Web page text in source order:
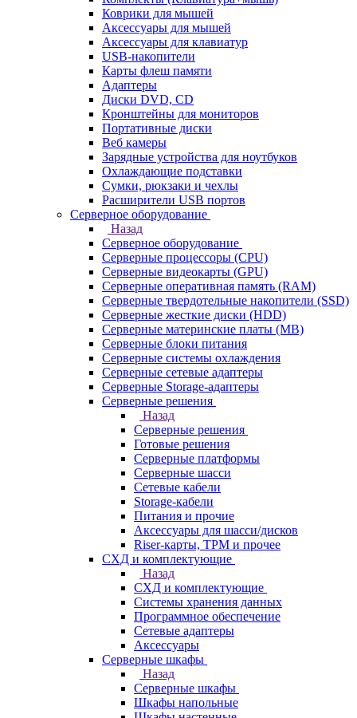
Коврики для мышей
Аксессуары для мышей
Аксессуары для клавиатур
USB-накопители
Карты флеш памяти
Адаптеры
Диски DVD, CD
Кронштейны для мониторов
Портативные диски
Веб камеры
Зарядные устройства для ноутбуков
Охлаждающие подставки
Сумки, рюкзаки и чехлы
Расширители USB портов
Серверное оборудование
Назад
Серверное оборудование
Серверные процессоры (CPU)
Серверные видеокарты (GPU)
Серверные оперативная память (RAM)
Серверные твердотельные накопители (SSD)
Серверные жесткие диски (HDD)
Серверные материнские платы (MB)
Серверные блоки питания
Серверные системы охлаждения
Серверные сетевые адаптеры
Серверные Storage-адаптеры
Серверные решения
Назад
Серверные решения
Готовые решения
Серверные платформы
Серверные шасси
Сетевые кабели
Storage-кабели
Питания и прочие
Аксессуары для шасси/дисков
Riser-карты, TPM и прочее
СХД и комплектующие
Назад
СХД и комплектующие
Системы хранения данных
Программное обеспечение
Сетевые адаптеры
Аксессуары
Серверные шкафы
Назад
Серверные шкафы
Шкафы напольные